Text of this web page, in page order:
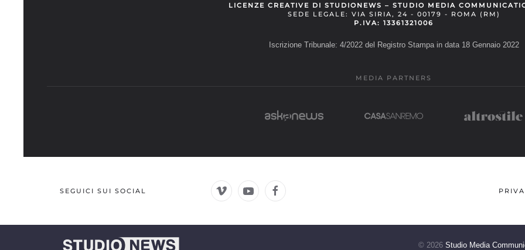
LICENZE CREATIVE DI STUDIONEWS – STUDIO MEDIA
SEDE LEGALE: VIA SIRIA, 24 - 00179 - ROMA (RM)
P.IVA: 13361321006
Iscrizione Tribunale: 4/2022 del Registro Stampa in data 18 Gennaio 2022
MEDIA PARTNERS
SEGUICI SUI SOCIAL
© 2026 Studio Media